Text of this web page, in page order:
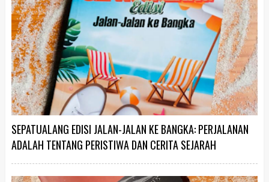
SEPATUALANG EDISI JALAN-JALAN KE BANGKA: PERJALANAN
ADALAH TENTANG PERISTIWA DAN CERITA SEJARAH